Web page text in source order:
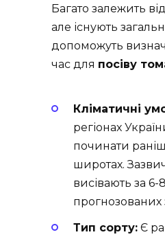
Багато залежить
але існують
допоможуть
час для посіву
Кліматичні
регіонах
починати
широтах.
висівають за 6-
прогнозованих
Тип сорту: Є